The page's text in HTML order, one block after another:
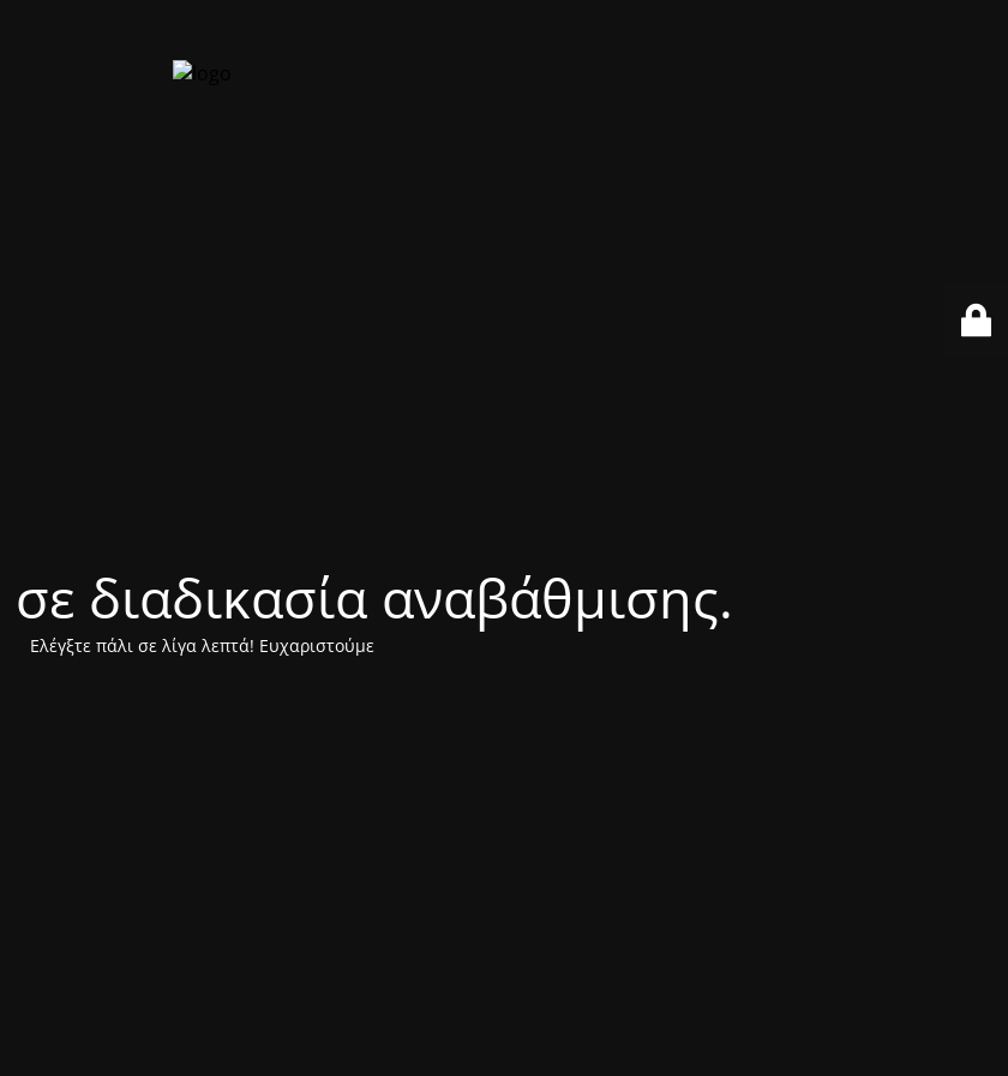
διαδικασία αναβάθμισης.
Ελέγξτε πάλι σε λίγα λεπτά! Ευχαριστούμε